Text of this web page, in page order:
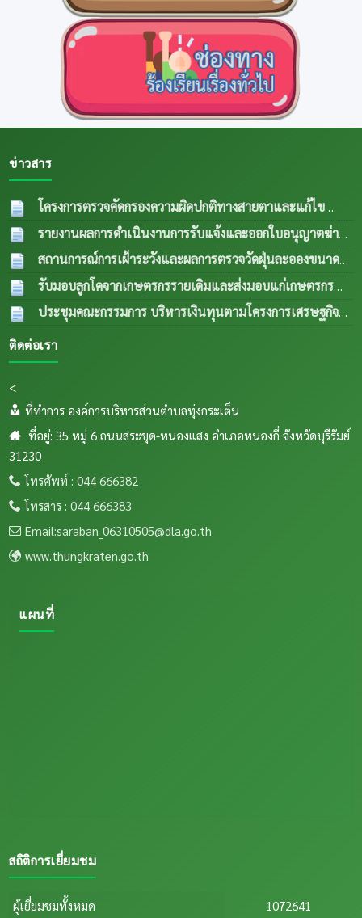
ข่าวสาร
โครงการตรวจคัดกรองความผิดปกติทางสายตาและแก้ไข
ความผิดปกติด้านการมองเห็นในกลุ่มผู้สูงอายุและผู้ด้อยโอกาส
ปีงบประมาณ พ.ศ.2569
04 ส.ค. 2569
รายงานผลการดำเนินงานการรับแจ้งและออกใบอนุญาตฆ่า
สัตว์ประจำเดือน กรกฎาคม 2569
04 ส.ค. 2569
สถานการณ์การเฝ้าระวังและผลการตรวจวัดฝุ่นละอองขนาด
เล็ก PM 2.5 ประจำเดือน กรกฎาคม 2569
04 ส.ค.
2569
รับมอบลูกโคจากเกษตรกรรายเดิมและส่งมอบแก่เกษตรกร
รายใหม่ (กรณีลูกตัวที่ 1 เพศเมีย อายุครบ 18 เดือน ขยายให้
เกษตรกรรายใหม่) เป็นการส่งพื้นทีตำบลทุ่งกเสริมอาชีพเลี้ยง
สัตว์แก่เกษตรกรในระเต็น โดยการให้ยืมเพื่อการผลิต ภายใต้
ประชุมคณะกรรมการ บริหารเงินทุนตามโครงการเศรษฐกิจ
โครงการเศรษฐกิจชุมชนระดับตำบล
ติดต่อเรา
<
ที่ทำการ องค์การบริหารส่วนตำบลทุ่งกระเต็น
ที่อยู่: 35 หมู่ 6 ถนนสระขุด-หนองแสง อำเภอหนองกี่ จังหวัดบุรีรัมย์
31230
โทรศัพท์ : 044 666382
โทรสาร : 044 666383
Email:saraban_06310505@dla.go.th
www.thungkraten.go.th
แผนที่
สถิติการเยี่ยมชม
ผู้เยี่ยมชมทั้งหมด 1072641